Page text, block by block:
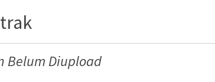
Belum Diupload